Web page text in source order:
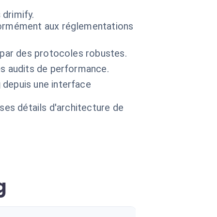
aux réglementations
des protocoles robustes.
audits de performance.
une interface
détails d'architecture de